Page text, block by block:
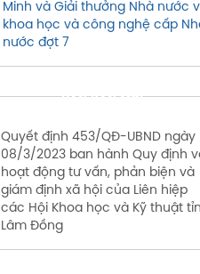
Minh và Giải thưởng Nhà nước
khoa học và công nghệ cấp
nước đợt 7
VĂN BẢN MỚI
Quyết định 453/QĐ-UBND ngày
08/3/2023 ban hành Quy định
hoạt động tư vấn, phản biện và
giám định xã hội của Liên hiệp
các Hội Khoa học và Kỹ thuật
Lâm Đồng